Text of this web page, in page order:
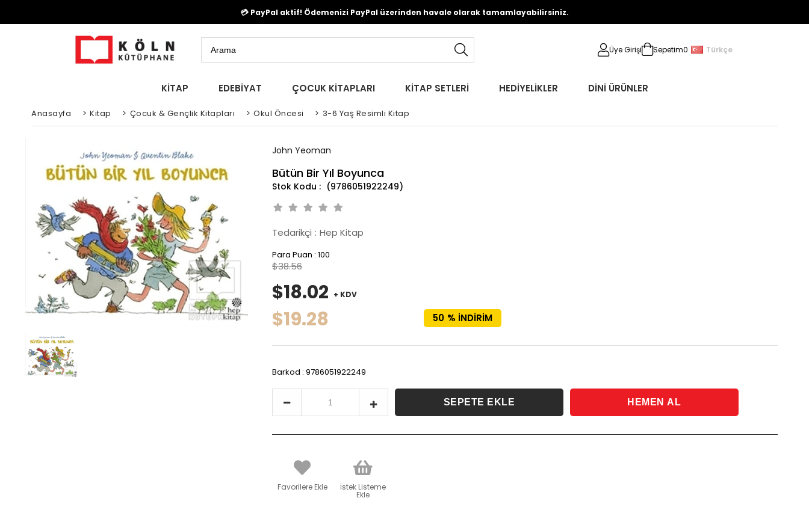
💳 PayPal aktif! Ödemenizi PayPal üzerinden havale olarak tamamlayabilirsiniz.
Üye Girişi Sepetim0 Türkçe
KİTAP EDEBİYAT ÇOCUK KİTAPLARI KİTAP SETLERİ HEDİYELİKLER DİNİ ÜRÜNLER
Anasayfa > Kitap > Çocuk & Gençlik Kitapları > Okul Öncesi > 3-6 Yaş Resimli Kitap
John Yeoman
Bütün Bir Yıl Boyunca
(9786051922249)
Tedarikçi : Hep Kitap
Para Puan : 100
%
50 İNDIRIM
$38.56
$18.02 + KDV
$19.28
Barkod : 9786051922249
Favorilere Ekle İstek Listeme
Ekle